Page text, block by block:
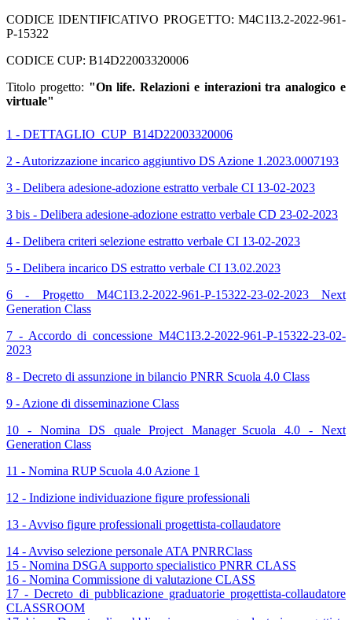
CODICE IDENTIFICATIVO PROGETTO: M4C1I3.2-2022-961-
P-15322
CODICE CUP: B14D22003320006
Titolo progetto: "On life. Relazioni e interazioni tra analogico e
virtuale"
1 - DETTAGLIO_CUP_B14D22003320006
2 - Autorizzazione incarico aggiuntivo DS Azione 1.2023.0007193
3 - Delibera adesione-adozione estratto verbale CI 13-02-2023
3 bis - Delibera adesione-adozione estratto verbale CD 23-02-2023
4 - Delibera criteri selezione estratto verbale CI 13-02-2023
5 - Delibera incarico DS estratto verbale CI 13.02.2023
6 - Progetto M4C1I3.2-2022-961-P-15322-23-02-2023 Next
Generation Class
7 - Accordo di concessione M4C1I3.2-2022-961-P-15322-23-02-
2023
8 - Decreto di assunzione in bilancio PNRR Scuola 4.0 Class
9 - Azione di disseminazione Class
10 - Nomina DS quale Project Manager_Scuola 4.0 - Next
Generation Class
11 - Nomina RUP Scuola 4.0 Azione 1
12 - Indizione individuazione figure professionali
13 - Avviso figure professionali progettista-collaudatore
14 - Avviso selezione personale ATA PNRRClass
15 - Nomina DSGA supporto specialistico PNRR CLASS
16 - Nomina Commissione di valutazione CLASS
17 - Decreto di pubblicazione graduatorie progettista-collaudatore
CLASSROOM